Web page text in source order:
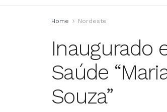
Home Nordeste
Inaugurado
Saúde
Souza”